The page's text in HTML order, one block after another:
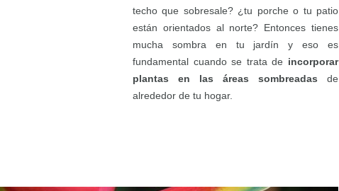
techo que sobresale? ¿tu porche o tu patio
están orientados al norte? Entonces tienes
mucha sombra en tu jardín y eso es
fundamental cuando se trata de incorporar
plantas en las áreas sombreadas de
alrededor de tu hogar.